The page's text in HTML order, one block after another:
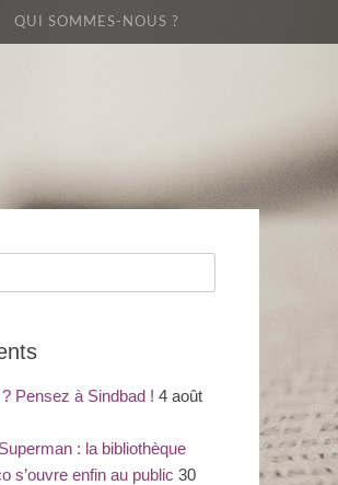
QUI SOMMES-NOUS ?
Pensez à Sindbad ! 4 août
: la bibliothèque
s’ouvre enfin au public 30